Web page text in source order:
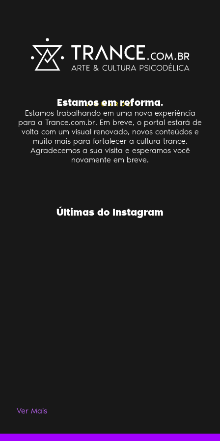
AGUARDE
Estamos em reforma.
Estamos trabalhando em uma nova experiência
para a Trance.com.br. Em breve, o portal estará de
volta com um visual renovado, novos conteúdos e
muito mais para fortalecer a cultura trance.
Agradecemos a sua visita e esperamos você
novamente em breve.
Últimas do Instagram
Ver Mais